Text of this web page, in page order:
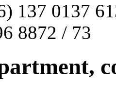
137 0137
8872 / 73